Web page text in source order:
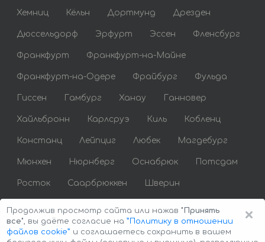
Хемниц Кёльн Дортмунд Дрезден
Дюссельдорф Эрфурт Эссен Фленсбург
Франкфурт Франкфурт-на-Майне
Франкфурт-на-Одере Фрайбург Фульда
Гиссен Гамбург Ханау Ганновер
Хайльбронн Карлсруэ Киль Кобленц
Констанц Лейпциг Любек Магдебург
Мюнхен Нюрнберг Оснабрюк Потсдам
Росток Саарбрюккен Шверин
×
Продолжив просмотр сайта или нажав "Принять
все", вы даёте согласие на ”Политику в отношении
файлов cookie” и соглашаетесь сохранить в вашем